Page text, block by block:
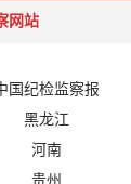
网站
国纪检监察报
黑龙江
河南
贵州